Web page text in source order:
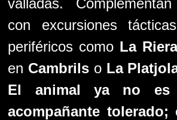
valladas.
con excursiones
periféricos como La
en Cambrils o La
El animal ya no es
acompañante tolerado;